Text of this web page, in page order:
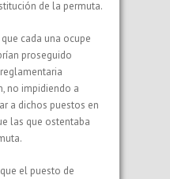
de la permuta.
cada una ocupe
proseguido
no impidiendo a
a dichos puestos en
las que ostentaba
el puesto de